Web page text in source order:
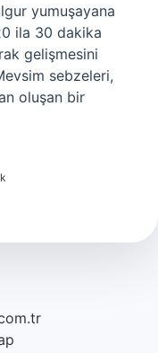
yumuşayana
ila 30 dakika
gelişmesini
sebzeleri,
oluşan bir